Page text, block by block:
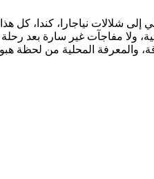
ولا مفاجآت غير سارة بعد
والمعرفة المحلية من لحظة